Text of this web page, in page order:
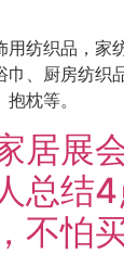
用纺织品，家
、厨房纺织
枕等。
居展
总结
不怕